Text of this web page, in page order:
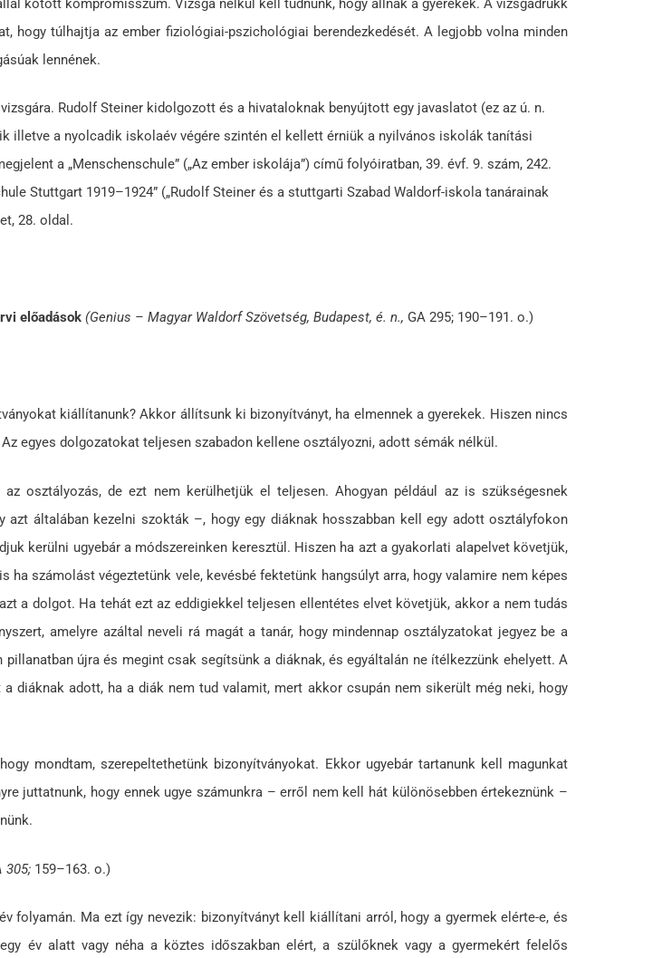
kötött kompromisszum. Vizsga nélkül kell tudnunk, hogy állnak a gyerekek. A vizsgadrukk
hogy túlhajtja az ember fiziológiai-pszichológiai berendezkedését. A legjobb volna minden
lennének.
Rudolf Steiner kidolgozott és a hivataloknak benyújtott egy javaslatot (ez az ú. n.
illetve a nyolcadik iskolaév végére szintén el kellett érniük a nyilvános iskolák tanítási
a „Menschenschule” („Az ember iskolája”) című folyóiratban, 39. évf. 9. szám, 242.
Stuttgart 1919–1924” („Rudolf Steiner és a stuttgarti Szabad Waldorf-iskola tanárainak
28. oldal.
előadások (Genius – Magyar Waldorf Szövetség, Budapest, é. n., GA 295; 190–191. o.)
kiállítanunk? Akkor állítsunk ki bizonyítványt, ha elmennek a gyerekek. Hiszen nincs
egyes dolgozatokat teljesen szabadon kellene osztályozni, adott sémák nélkül.
osztályozás, de ezt nem kerülhetjük el teljesen. Ahogyan például az is szükségesnek
általában kezelni szokták –, hogy egy diáknak hosszabban kell egy adott osztályfokon
kerülni ugyebár a módszereinken keresztül. Hiszen ha azt a gyakorlati alapelvet követjük,
számolást végeztetünk vele, kevésbé fektetünk hangsúlyt arra, hogy valamire nem képes
a dolgot. Ha tehát ezt az eddigiekkel teljesen ellentétes elvet követjük, akkor a nem tudás
amelyre azáltal neveli rá magát a tanár, hogy mindennap osztályzatokat jegyez be a
újra és megint csak segítsünk a diáknak, és egyáltalán ne ítélkezzünk ehelyett. A
diáknak adott, ha a diák nem tud valamit, mert akkor csupán nem sikerült még neki, hogy
mondtam, szerepeltethetünk bizonyítványokat. Ekkor ugyebár tartanunk kell magunkat
juttatnunk, hogy ennek ugye számunkra – erről nem kell hát különösebben értekeznünk –
305; 159–163. o.)
folyamán. Ma ezt így nevezik: bizonyítványt kell kiállítani arról, hogy a gyermek elérte-e, és
év alatt vagy néha a köztes időszakban elért, a szülőknek vagy a gyermekért felelős